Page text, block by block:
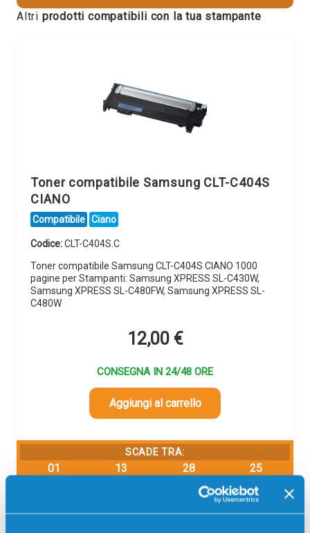
Altri prodotti compatibili con la tua stampante
Toner compatibile Samsung CLT-C404S
CIANO
Compatibile Ciano
Codice:CLT-C404S.C
Toner compatibile Samsung CLT-C404S CIANO 1000
pagine per Stampanti: Samsung XPRESS SL-C430W,
Samsung XPRESS SL-C480FW, Samsung XPRESS SL-
C480W
12,00 €
CONSEGNA IN 24/48 ORE
Aggiungi al carrello
SCADE TRA:
01 13 28 25
sec
Visita la pagina prodotto per